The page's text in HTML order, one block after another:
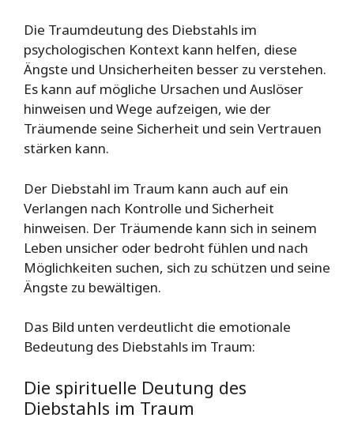
Die Traumdeutung des Diebstahls im
psychologischen Kontext kann helfen, diese
Ängste und Unsicherheiten besser zu verstehen.
Es kann auf mögliche Ursachen und Auslöser
hinweisen und Wege aufzeigen, wie der
Träumende seine Sicherheit und sein Vertrauen
stärken kann.
Der Diebstahl im Traum kann auch auf ein
Verlangen nach Kontrolle und Sicherheit
hinweisen. Der Träumende kann sich in seinem
Leben unsicher oder bedroht fühlen und nach
Möglichkeiten suchen, sich zu schützen und seine
Ängste zu bewältigen.
Das Bild unten verdeutlicht die emotionale
Bedeutung des Diebstahls im Traum:
Die spirituelle Deutung des
Diebstahls im Traum